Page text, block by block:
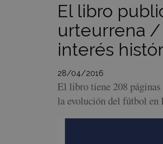
El libro
urteurrena /
interés
28/04/2016
El libro tiene 208
la evolución del fútbol en